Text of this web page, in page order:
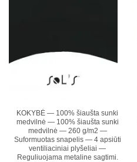
KOKYBĖ — 100% šiaušta sunki
medvilnė — 100% šiaušta sunki
medvilnė — 260 g/m2 —
Suformuotas snapelis — 4 apsiūti
ventiliaciniai plyšeliai —
Reguliuojama metaline sagtimi.